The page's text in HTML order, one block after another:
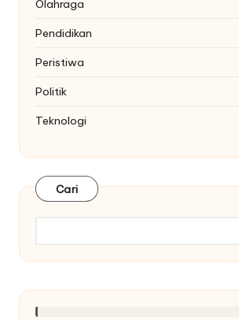
Olahraga
Pendidikan
Peristiwa
Politik
Teknologi
Cari